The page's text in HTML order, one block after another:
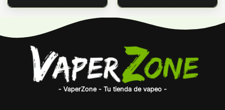
- VaperZone - Tu tienda de vapeo -